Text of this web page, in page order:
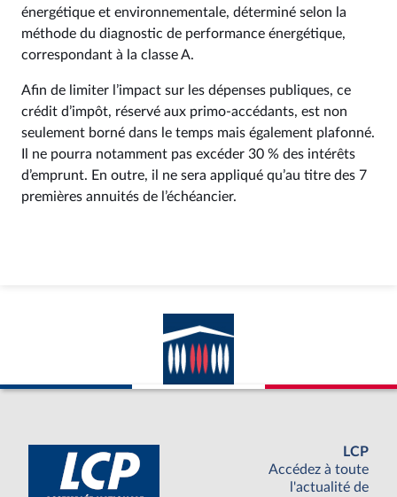
énergétique et environnementale, déterminé selon la
méthode du diagnostic de performance énergétique,
correspondant à la classe A.
Afin de limiter l’impact sur les dépenses publiques, ce
crédit d’impôt, réservé aux primo-accédants, est non
seulement borné dans le temps mais également plafonné.
Il ne pourra notamment pas excéder 30 % des intérêts
d’emprunt. En outre, il ne sera appliqué qu’au titre des 7
premières annuités de l’échéancier.
LCP
Accédez à toute
l'actualité de